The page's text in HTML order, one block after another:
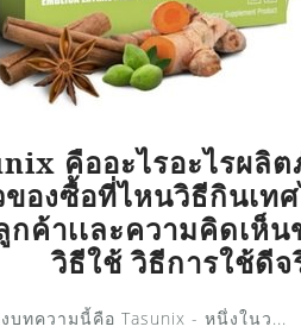
คืออะไรอะไรผ
ของซื้อที่ไหนวิธีกินเท
กค้าเเละความคิดเห็
วิธีใช้ วิธีการใช้ดี
บทความนี้คือ Tasunix - หนึ่งในว...